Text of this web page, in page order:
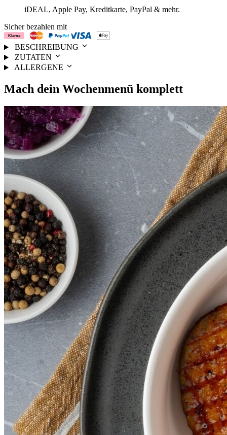
iDEAL, Apple Pay, Kreditkarte, PayPal & mehr.
Sicher bezahlen mit
BESCHREIBUNG
ZUTATEN
ALLERGENE
Mach dein Wochenmenü komplett